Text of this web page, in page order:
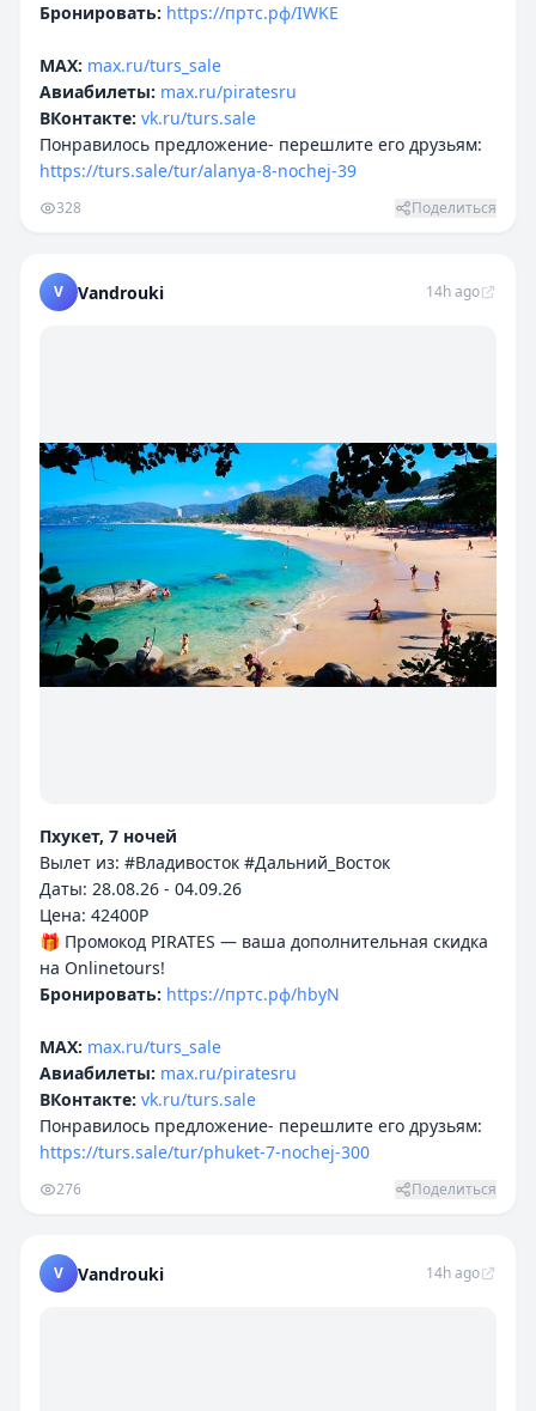
Бронировать: https://пртс.рф/IWKE
MAX: max.ru/turs_sale
Авиабилеты: max.ru/piratesru
ВКонтакте: vk.ru/turs.sale
Понравилось предложение- перешлите его друзьям:
https://turs.sale/tur/alanya-8-nochej-39
328 Поделиться
V Vandrouki 14h ago
Пхукет, 7 ночей
Вылет из: #Владивосток #Дальний_Восток
Даты: 28.08.26 - 04.09.26
Цена: 42400P
🎁 Промокод PIRATES — ваша дополнительная скидка
Бронировать: https://пртс.рф/hbyN
MAX: max.ru/turs_sale
Авиабилеты: max.ru/piratesru
ВКонтакте: vk.ru/turs.sale
Понравилось предложение- перешлите его друзьям:
https://turs.sale/tur/phuket-7-nochej-300
276 Поделиться
V Vandrouki 14h ago